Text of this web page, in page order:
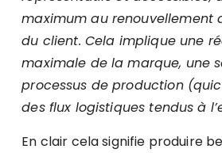
maximum au renouvellement
du client. Cela implique une
maximale de la marque, une
processus de production
des flux logistiques tendus à
En clair cela signifie produire